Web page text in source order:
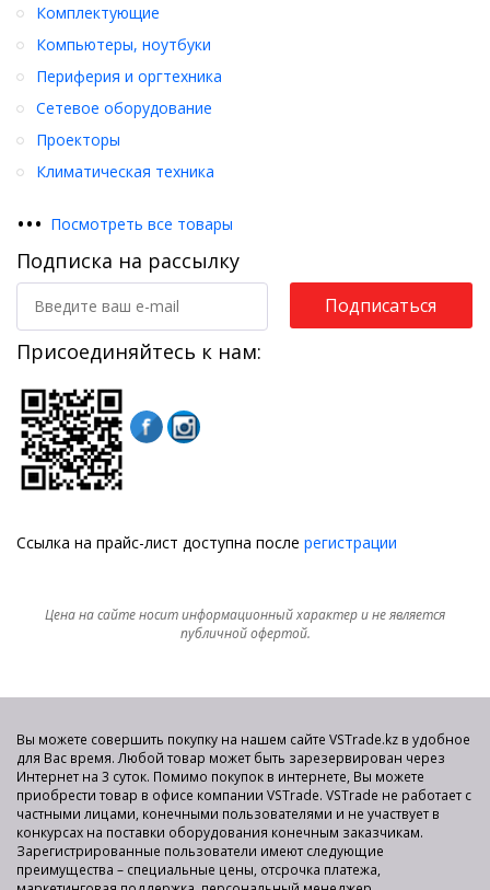
Комплектующие
Компьютеры, ноутбуки
Периферия и оргтехника
Сетевое оборудование
Проекторы
Климатическая техника
••• Посмотреть все товары
Подписка на рассылку
Подписаться
Присоединяйтесь к нам:
Ссылка на прайс-лист доступна после регистрации
Цена на сайте носит информационный характер и не является
публичной офертой.
Вы можете совершить покупку на нашем сайте VSTrade.kz в удобное
для Вас время. Любой товар может быть зарезервирован через
Интернет на 3 суток. Помимо покупок в интернете, Вы можете
приобрести товар в офисе компании VSTrade. VSTrade не работает с
частными лицами, конечными пользователями и не участвует в
конкурсах на поставки оборудования конечным заказчикам.
Зарегистрированные пользователи имеют следующие
преимущества – специальные цены, отсрочка платежа,